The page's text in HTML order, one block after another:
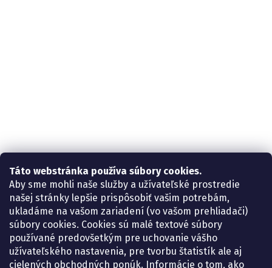
Táto webstránka používa súbory cookies.
Aby sme mohli naše služby a užívateľské prostredie
našej stránky lepšie prispôsobiť vašim potrebám,
ukladáme na vašom zariadení (vo vašom prehliadači)
súbory cookies. Cookies sú malé textové súbory
používané predovšetkým pre uchovanie vášho
užívateľského nastavenia, pre tvorbu štatistík ale aj
cielených obchodných ponúk. Informácie o tom, ako